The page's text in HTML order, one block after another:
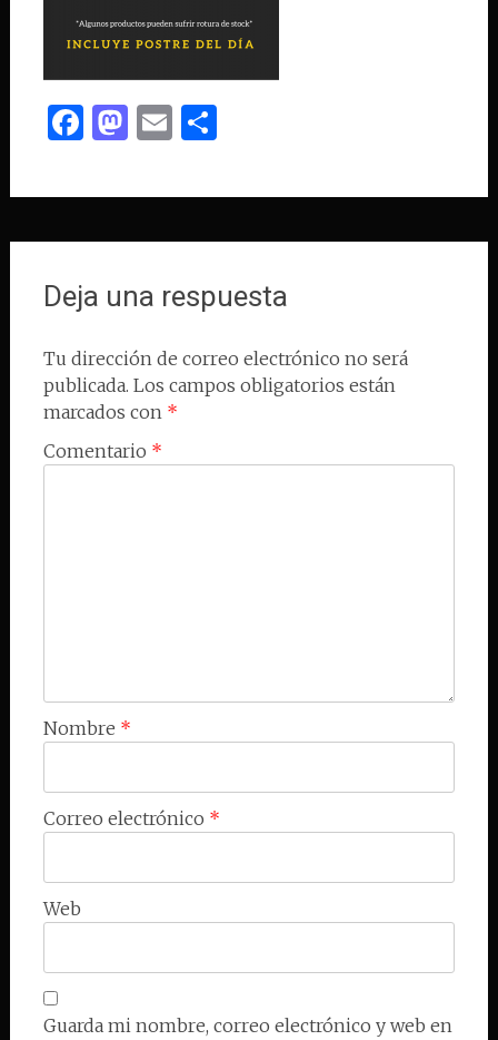
Facebook
Mastodon
EmailCompartir
Deja una respuesta
Tu dirección de correo electrónico no será
publicada. Los campos obligatorios están
marcados con *
Comentario *
Nombre *
Correo electrónico *
Web
Guarda mi nombre, correo electrónico y web en